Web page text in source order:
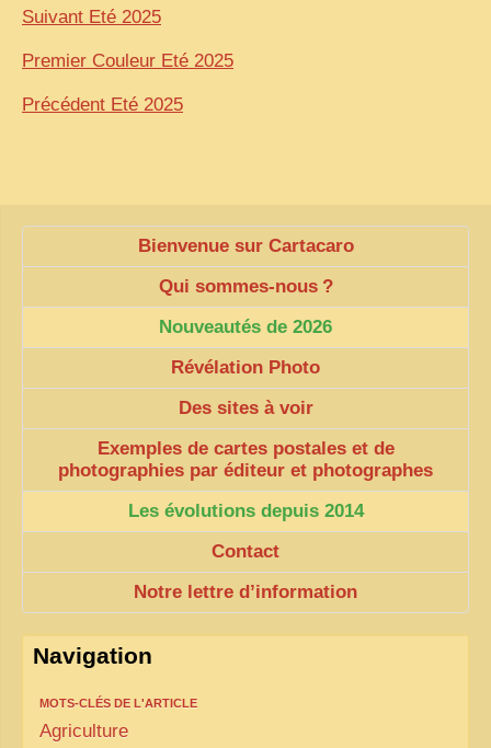
Suivant Eté 2025
Premier Couleur Eté 2025
Précédent Eté 2025
Bienvenue sur Cartacaro
Qui sommes-nous ?
Nouveautés de 2026
Révélation Photo
Des sites à voir
Exemples de cartes postales et de
photographies par éditeur et photographes
Les évolutions depuis 2014
Contact
Notre lettre d’information
Navigation
MOTS-CLÉS DE L'ARTICLE
Agriculture